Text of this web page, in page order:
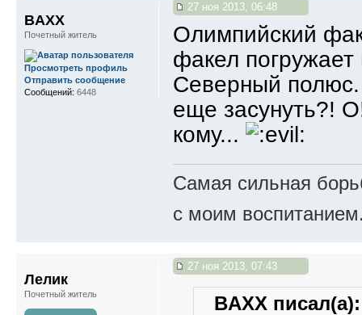
27 ноя 2013, 06:48
Олимпийский
факел
Северный полюс.
еще засунуть?!
кому...
Самая сильная
с моим
BAXX
Почетный житель
Просмотреть профиль
Отправить сообщение
Сообщений: 6448
27 ноя 2013, 07:43
BAXX писал(а):
Лелик
Почетный житель